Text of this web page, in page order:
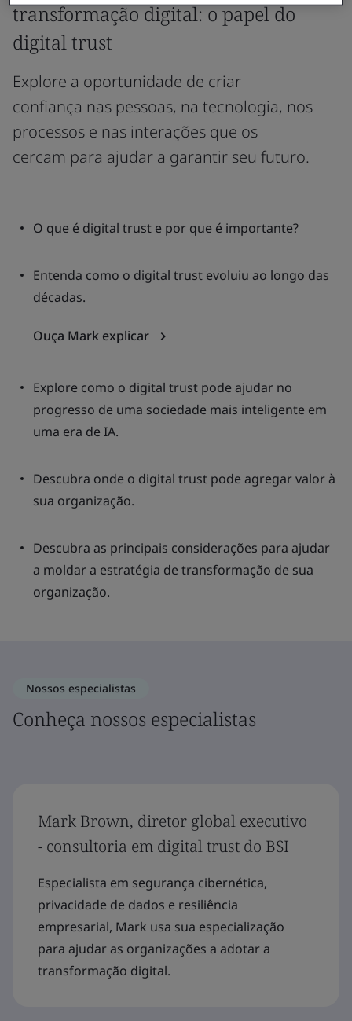
transformação digital: o papel do
digital trust
Explore a oportunidade de criar
confiança nas pessoas, na tecnologia, nos
processos e nas interações que os
cercam para ajudar a garantir seu futuro.
O que é digital trust e por que é importante?
Entenda como o digital trust evoluiu ao longo das
décadas.
Ouça Mark explicar
Explore como o digital trust pode ajudar no
progresso de uma sociedade mais inteligente em
uma era de IA.
Descubra onde o digital trust pode agregar valor à
sua organização.
Descubra as principais considerações para ajudar
a moldar a estratégia de transformação de sua
organização.
Nossos especialistas
Conheça nossos especialistas
Mark Brown, diretor global executivo
- consultoria em digital trust do BSI
Especialista em segurança cibernética,
privacidade de dados e resiliência
empresarial, Mark usa sua especialização
para ajudar as organizações a adotar a
transformação digital.